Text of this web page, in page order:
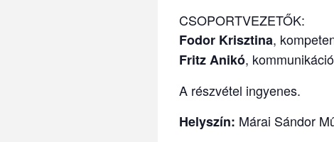
CSOPORTVEZETŐK:
Fodor Krisztina,
Fritz Anikó,
A részvétel ingyenes.
Helyszín: Márai Sándor